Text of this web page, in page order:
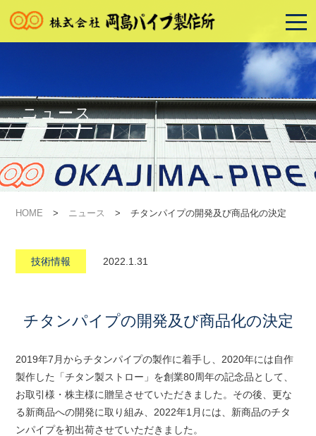
ニュース
HOME > ニュース > チタンパイプの開発及び商品化の決定
技術情報 2022.1.31
チタンパイプの開発及び商品化の決定
2019年7月からチタンパイプの製作に着手し、2020年には自作
製作した「チタン製ストロー」を創業80周年の記念品として、
お取引様・株主様に贈呈させていただきました。その後、更な
る新商品への開発に取り組み、2022年1月には、新商品のチタ
ンパイプを初出荷させていただきました。